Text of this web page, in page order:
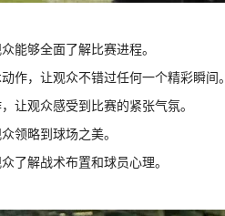
能够全面了解比赛进程。
作，让观众不错过任何一个精彩瞬间。
让观众感受到比赛的紧张气氛。
领略到球场之美。
了解战术布置和球员心理。